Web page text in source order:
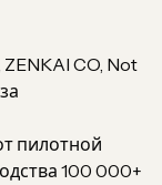
CO, Not
пилотной
100 000+